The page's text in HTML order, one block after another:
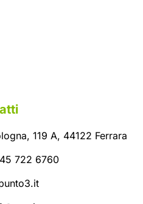
119 A, 44122 Ferrara
722 6760